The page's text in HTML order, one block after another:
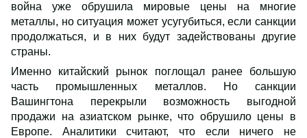
война уже обрушила мировые цены на многие
металлы, но ситуация может усугубиться, если санкции
продолжаться, и в них будут задействованы другие
страны.
Именно китайский рынок поглощал ранее большую
часть промышленных металлов. Но санкции
Вашингтона перекрыли возможность выгодной
продажи на азиатском рынке, что обрушило цены в
Европе. Аналитики считают, что если ничего не